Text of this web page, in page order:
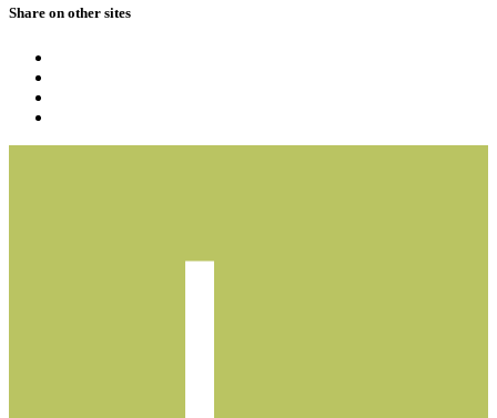
Share on other sites